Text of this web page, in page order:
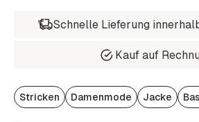
Schnelle Lieferung
Kauf auf
Stricken Damenmode Jacke